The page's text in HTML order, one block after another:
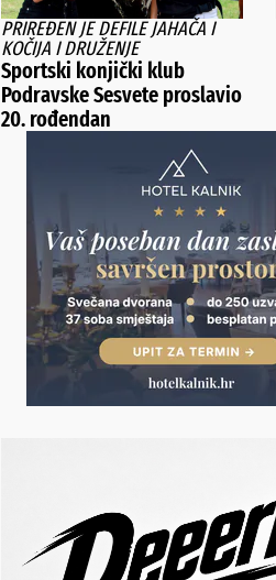
PRIREĐEN JE DEFILE JAHAČA I
KOČIJA I DRUŽENJE
Sportski konjički klub
Podravske Sesvete proslavio
20. rođendan